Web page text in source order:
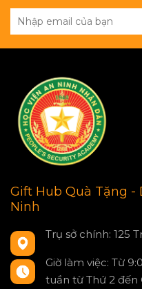
Gift Hub Quà Tặng -
Ninh
Trụ sở chính: 125
Giờ làm việc: Từ
tuần từ Thứ 2 đến